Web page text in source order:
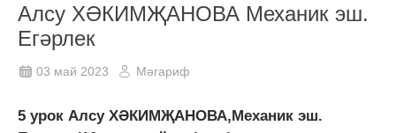
Алсу ХӘКИМҖАНОВА Механик эш.
Егәрлек
03 май 2023 Мәгариф
5 урок Алсу ХӘКИМҖАНОВА,Механик эш.